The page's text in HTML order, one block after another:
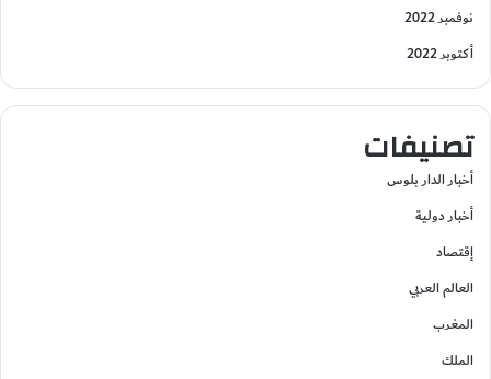
نوفمبر 2022
أكتوبر 2022
تصنيفات
أخبار الدار بلوس
أخبار دولية
إقتصاد
العالم العربي
المغرب
الملك